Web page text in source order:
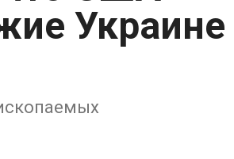
Украине